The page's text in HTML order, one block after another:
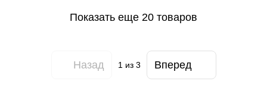
Показать еще 20 товаров
Назад 1из 3 Вперед